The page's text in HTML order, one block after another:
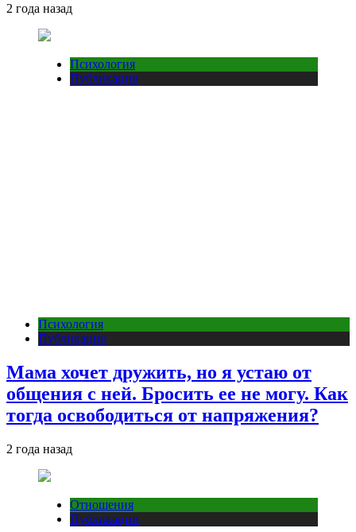
2 года назад
Психология
Публикации
Психология
Публикации
Мама хочет дружить, но я устаю от
общения с ней. Бросить ее не могу. Как
тогда освободиться от напряжения?
2 года назад
Отношения
Публикации